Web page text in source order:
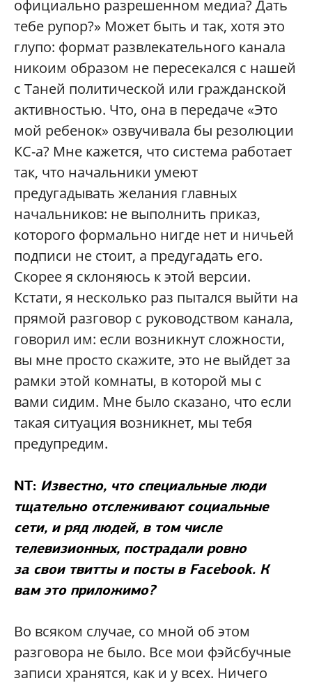
официально разрешенном медиа? Дать
тебе рупор?» Может быть и так, хотя это
глупо: формат развлекательного канала
никоим образом не пересекался с нашей
с Таней политической или гражданской
активностью. Что, она в передаче «Это
мой ребенок» озвучивала бы резолюции
КС-а? Мне кажется, что система работает
так, что начальники умеют
предугадывать желания главных
начальников: не выполнить приказ,
которого формально нигде нет и ничьей
подписи не стоит, а предугадать его.
Скорее я склоняюсь к этой версии.
Кстати, я несколько раз пытался выйти на
прямой разговор с руководством канала,
говорил им: если возникнут сложности,
вы мне просто скажите, это не выйдет за
рамки этой комнаты, в которой мы с
вами сидим. Мне было сказано, что если
такая ситуация возникнет, мы тебя
предупредим.
NT: Известно, что специальные люди
тщательно отслеживают социальные
сети, и ряд людей, в том числе
телевизионных, пострадали ровно
за свои твитты и посты в Facebook. К
вам это приложимо?
Во всяком случае, со мной об этом
разговора не было. Все мои фэйсбучные
записи хранятся, как и у всех. Ничего